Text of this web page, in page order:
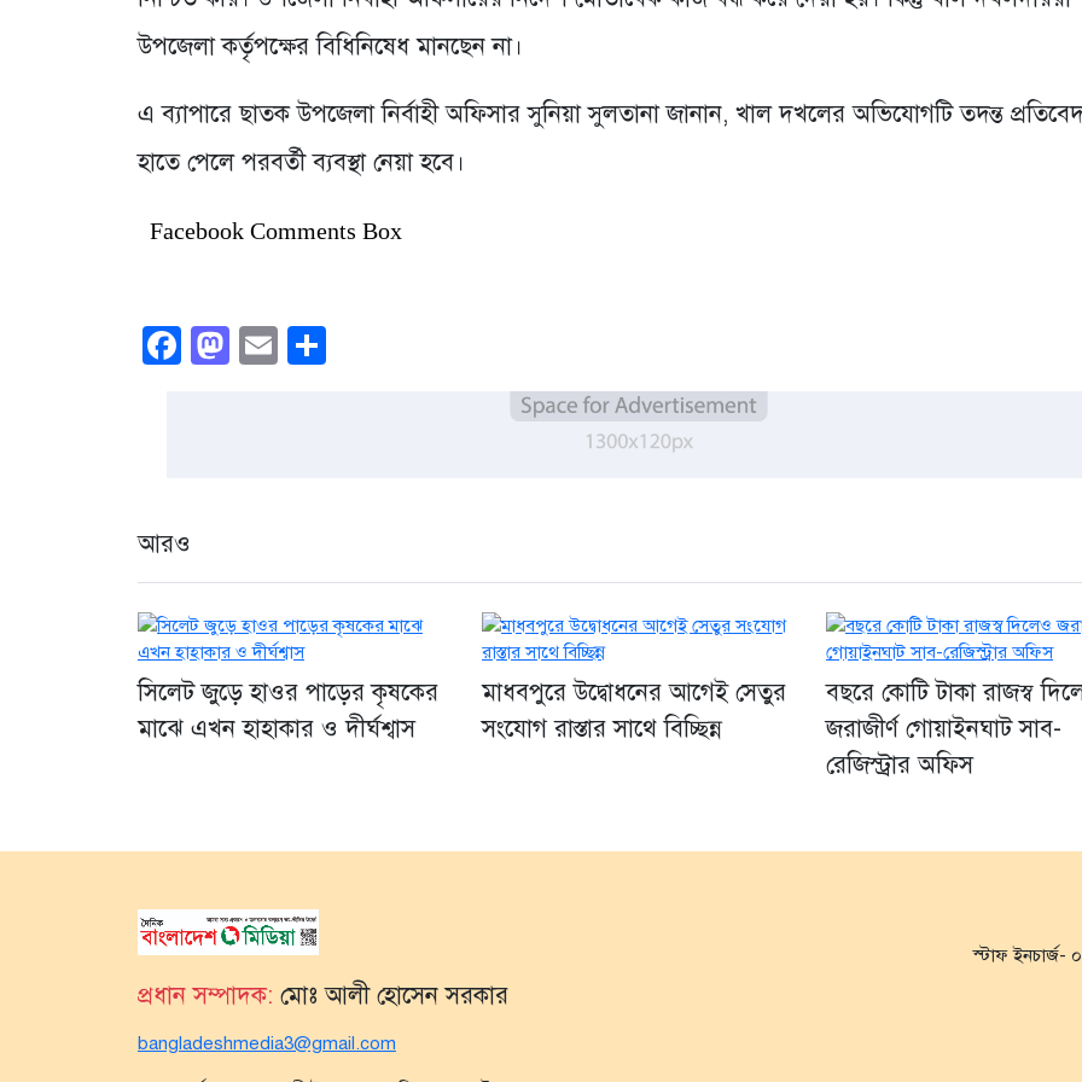
উপজেলা কর্তৃপক্ষের বিধিনিষেধ মানছেন না।
এ ব্যাপারে ছাতক উপজেলা নির্বাহী অফিসার সুনিয়া সুলতানা জানান, খাল দখলের অভিযোগটি তদন্ত
হাতে পেলে পরবর্তী ব্যবস্থা নেয়া হবে।
Facebook Comments Box
Facebook
Mastodon
Email
আরও
সিলেট জুড়ে হাওর পাড়ের কৃষকের
মাঝে এখন হাহাকার ও দীর্ঘশ্বাস
মাধবপুরে উদ্বোধনের আগেই সেতুর
সংযোগ রাস্তার সাথে বিচ্ছিন্ন
বছরে কোটি টাকা রাজস্ব
জরাজীর্ণ গোয়াইনঘাট সাব-
রেজিস্ট্রার অফিস
প্রধান সম্পাদক: মোঃ আলী হোসেন সরকার
bangladeshmedia3@gmail.com
স্টাফ ইনচার্জ-